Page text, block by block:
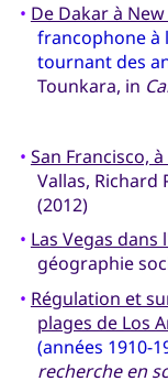
• De Dakar à
francophone à
tournant des
Tounkara, in
• San Francisco,
Vallas, Richard
(2012)
• Las Vegas
géographie
• Régulation et
plages de Los
(années 1910-
recherche en